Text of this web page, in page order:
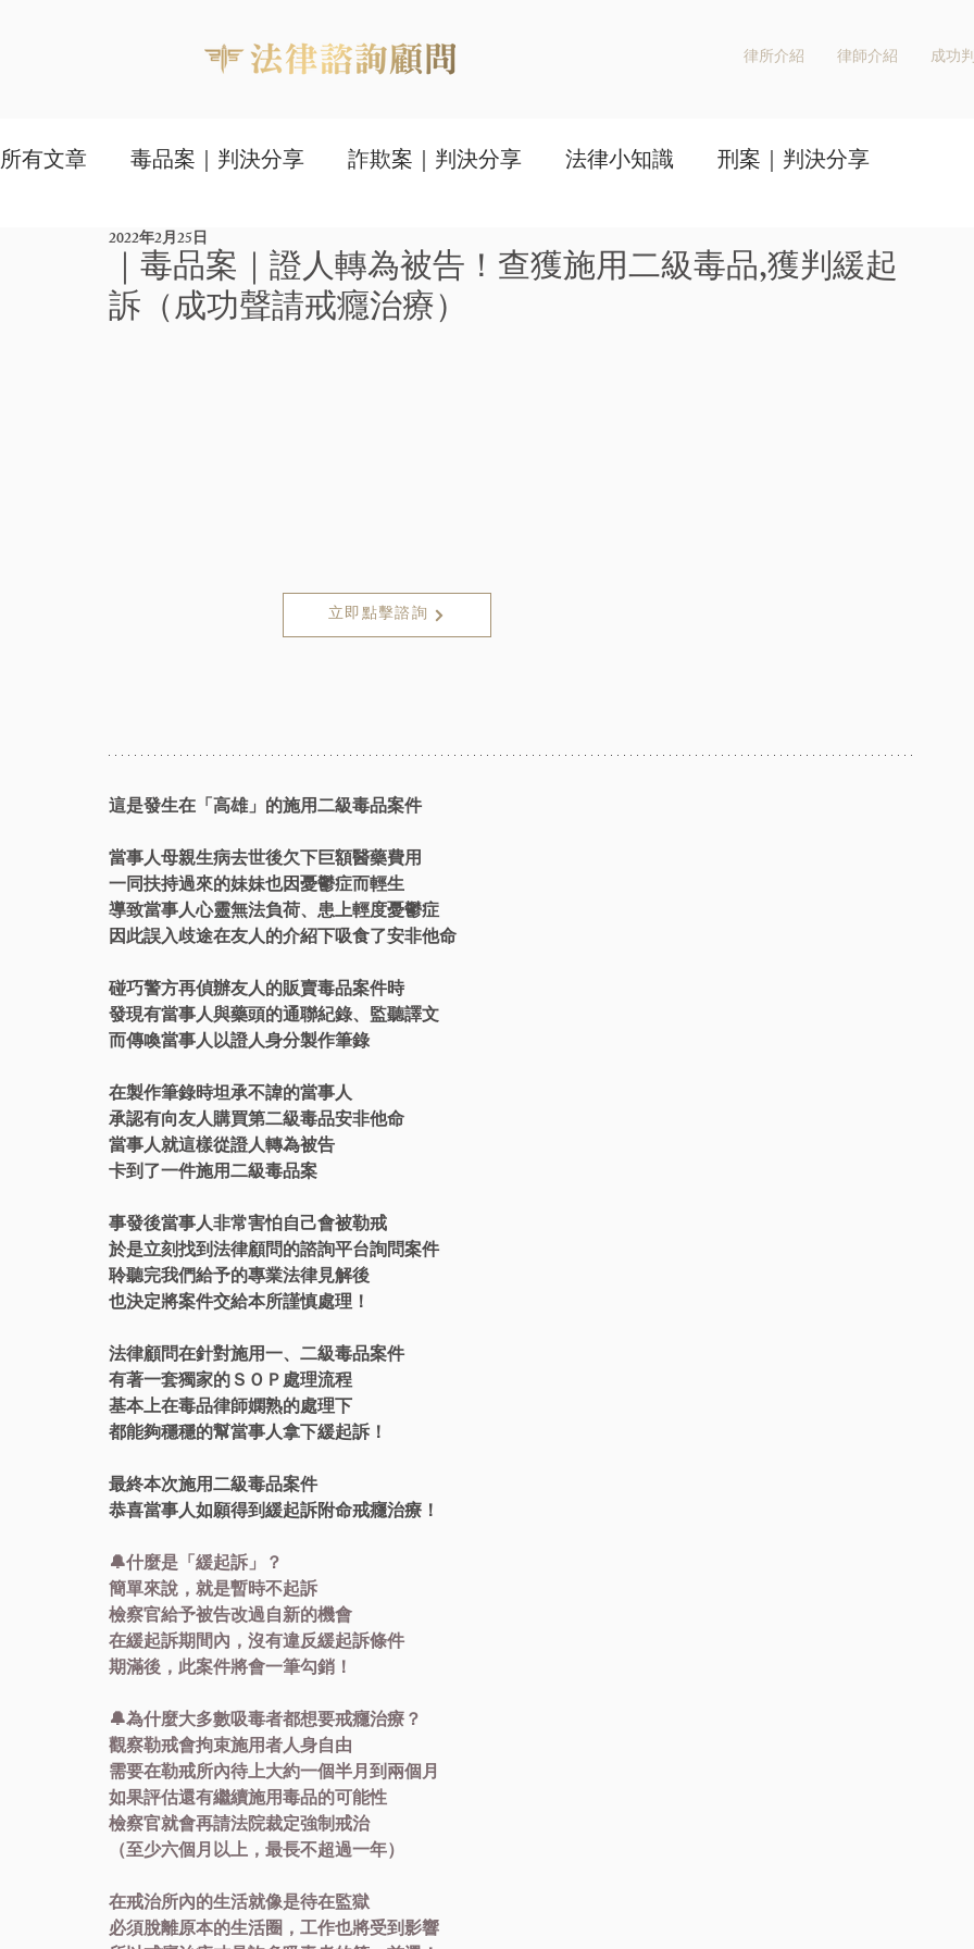
律所介紹 律師介紹 成功
所有文章 毒品案｜判決分享 詐欺案｜判決分享 法律小知識 刑案｜判決分享
家事判決與知識文
｜毒品案｜證人轉為被告！查獲施用二級毒品,獲判緩起
訴（成功聲請戒癮治療）
2022年2月25日
這是發生在「高雄」的施用二級毒品案件
當事人母親生病去世後欠下巨額醫藥費用
一同扶持過來的妹妹也因憂鬱症而輕生
導致當事人心靈無法負荷、患上輕度憂鬱症
因此誤入歧途在友人的介紹下吸食了安非他命
碰巧警方再偵辦友人的販賣毒品案件時
發現有當事人與藥頭的通聯紀錄、監聽譯文
而傳喚當事人以證人身分製作筆錄
在製作筆錄時坦承不諱的當事人
承認有向友人購買第二級毒品安非他命
當事人就這樣從證人轉為被告
卡到了一件施用二級毒品案
事發後當事人非常害怕自己會被勒戒
於是立刻找到法律顧問的諮詢平台詢問案件
聆聽完我們給予的專業法律見解後
也決定將案件交給本所謹慎處理！
法律顧問在針對施用一、二級毒品案件
有著一套獨家的ＳＯＰ處理流程
基本上在毒品律師嫻熟的處理下
都能夠穩穩的幫當事人拿下緩起訴！
最終本次施用二級毒品案件
恭喜當事人如願得到緩起訴附命戒癮治療！
🔔什麼是「緩起訴」？
簡單來說，就是暫時不起訴
檢察官給予被告改過自新的機會
在緩起訴期間內，沒有違反緩起訴條件
期滿後，此案件將會一筆勾銷！
🔔為什麼大多數吸毒者都想要戒癮治療？
觀察勒戒會拘束施用者人身自由
需要在勒戒所內待上大約一個半月到兩個月
如果評估還有繼續施用毒品的可能性
檢察官就會再請法院裁定強制戒治
（至少六個月以上，最長不超過一年）
在戒治所內的生活就像是待在監獄
必須脫離原本的生活圈，工作也將受到影響
立即點擊諮詢